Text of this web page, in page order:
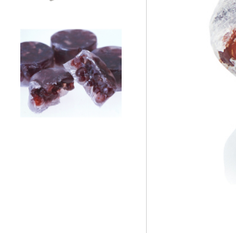
こまめちゃん
山形ゆべし
こだわりの羊羹
プライバシーポリシー
利用規約